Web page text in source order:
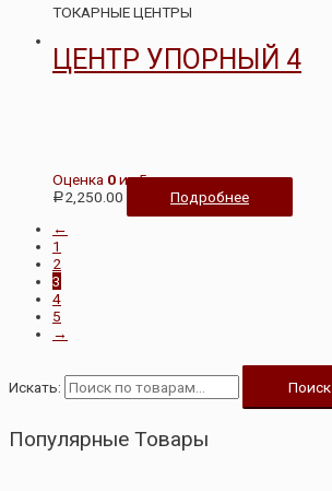
ТОКАРНЫЕ ЦЕНТРЫ
ЦЕНТР УПОРНЫЙ 4
Оценка 0из 5
Р 2,250.00
Подробнее
←
1
2
3
4
5
→
Искать: Поиск
Популярные Товары